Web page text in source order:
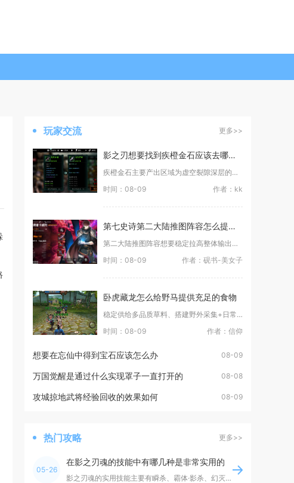
玩家交流 更多>>
影之刃想要找到疾橙金石应该去哪个章节或区域
疾橙金石主要产出区域为虚空裂隙深层的明眸皓齿之境、幻紫欲望之境两个副本，其次里武林镜像魔境
时间：08-09
作者：kk
第七史诗第二大陆推图阵容怎么提高输出
第二大陆推图阵容想要稳定拉高整体输出，核心在于配齐持续破甲、全队攻击增幅、高频出手三类功能
时间：08-09
作者：砚书-美女子
卧虎藏龙怎么给野马提供充足的食物
稳定供给多品质草料、搭建野外采集+日常活动+市场交易三重获取渠道，搭配马厩自动喂养循环，就
时间：08-09
作者：信仰
想要在忘仙中得到宝石应该怎么办 08-09
万国觉醒是通过什么实现罩子一直打开的 08-08
攻城掠地武将经验回收的效果如何 08-09
热门攻略 更多>>
05-26
在影之刃魂的技能中有哪几种是非常实用的
影之刃魂的实用技能主要有瞬杀、霸体·影杀、幻灭、夜色、巨刃波和火龙卷，这些技能覆盖突进、保